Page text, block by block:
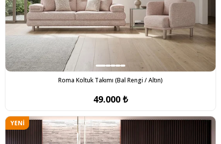
Roma Koltuk Takımı (Bal Rengi / Altın)
49.000 ₺
YENI
ÜRÜN